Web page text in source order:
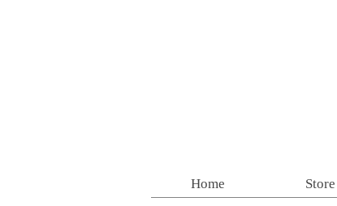
Home Store